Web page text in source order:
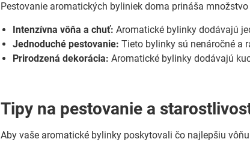
Pestovanie aromatických byliniek doma prináša
Intenzívna vôňa a chuť: Aromatické bylinky dodávajú
Jednoduché pestovanie: Tieto bylinky sú nenáročné a
Prirodzená dekorácia: Aromatické bylinky dodávajú
Tipy na pestovanie a
Aby vaše aromatické bylinky poskytovali čo najlepšiu